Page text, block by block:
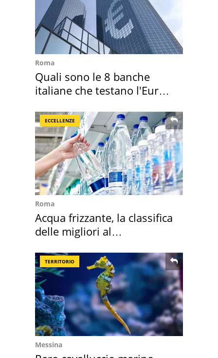
Roma
Quali sono le 8 banche
italiane che testano l'Euro
ECCELLENZE
Roma
Acqua frizzante, la classifica
delle migliori al
TERRITORIO
Messina